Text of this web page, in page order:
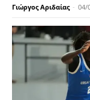
Γιώργος Αριδαίας - 04/